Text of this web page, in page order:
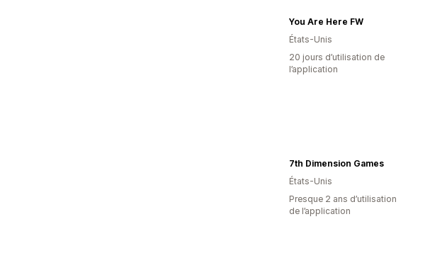
You Are Here FW
États-Unis
20 jours d’utilisation de
l’application
7th Dimension Games
États-Unis
Presque 2 ans d’utilisation
de l’application